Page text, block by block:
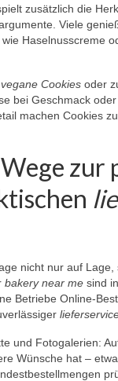
zusätzlich die
Viele
Haselnusscreme
vegane Cookies oder
bei Geschmack
machen Cookies
zur
nicht nur auf Lage,
bakery near me sind
Betriebe Online-
und Fotogalerien:
Wünsche hat –